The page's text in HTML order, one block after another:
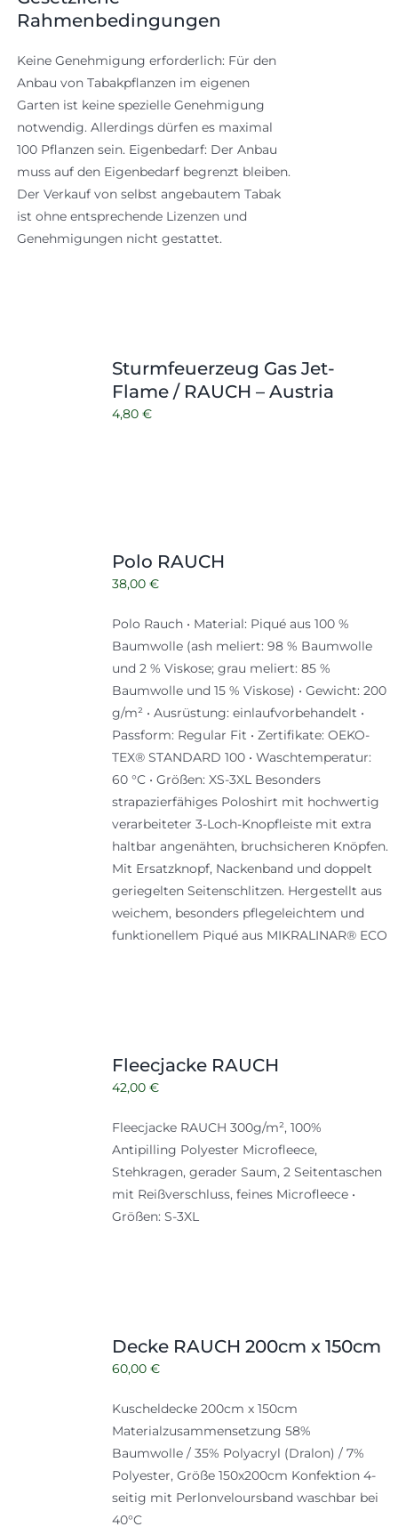
Rahmenbedingungen
Keine Genehmigung erforderlich: Für den
Anbau von Tabakpflanzen im eigenen
Garten ist keine spezielle Genehmigung
notwendig. Allerdings dürfen es maximal
100 Pflanzen sein. Eigenbedarf: Der Anbau
muss auf den Eigenbedarf begrenzt bleiben.
Der Verkauf von selbst angebautem Tabak
ist ohne entsprechende Lizenzen und
Genehmigungen nicht gestattet.
Sturmfeuerzeug Gas Jet-
Flame / RAUCH – Austria
4,80 €
Polo RAUCH
38,00 €
Polo Rauch • Material: Piqué aus 100 %
Baumwolle (ash meliert: 98 % Baumwolle
und 2 % Viskose; grau meliert: 85 %
Baumwolle und 15 % Viskose) • Gewicht: 200
g/m² • Ausrüstung: einlaufvorbehandelt •
Passform: Regular Fit • Zertifikate: OEKO-
TEX® STANDARD 100 • Waschtemperatur:
60 °C • Größen: XS-3XL Besonders
strapazierfähiges Poloshirt mit hochwertig
verarbeiteter 3-Loch-Knopfleiste mit extra
haltbar angenähten, bruchsicheren Knöpfen.
Mit Ersatzknopf, Nackenband und doppelt
geriegelten Seitenschlitzen. Hergestellt aus
weichem, besonders pflegeleichtem und
funktionellem Piqué aus MIKRALINAR® ECO
Fleecjacke RAUCH
42,00 €
Fleecjacke RAUCH 300g/m², 100%
Antipilling Polyester Microfleece,
Stehkragen, gerader Saum, 2 Seitentaschen
mit Reißverschluss, feines Microfleece •
Größen: S-3XL
Decke RAUCH 200cm x 150cm
60,00 €
Kuscheldecke 200cm x 150cm
Materialzusammensetzung 58%
Baumwolle / 35% Polyacryl (Dralon) / 7%
Polyester, Größe 150x200cm Konfektion 4-
seitig mit Perlonveloursband waschbar bei
40°C